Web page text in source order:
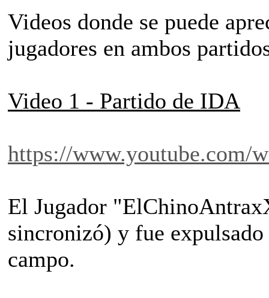
Videos donde se puede
jugadores en ambos
Video 1 - Partido de IDA
https://www.youtube.com/
El Jugador
sincronizó) y fue
campo.